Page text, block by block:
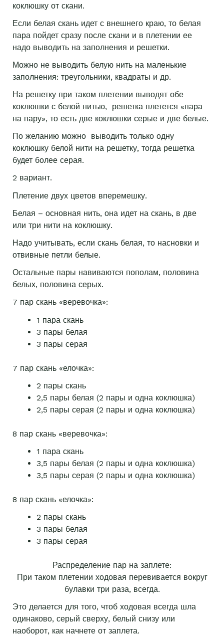
коклюшку от скани.
Если белая скань идет с внешнего краю, то белая
пара пойдет сразу после скани и в плетении ее
надо выводить на заполнения и решетки.
Можно не выводить белую нить на маленькие
заполнения: треугольники, квадраты и др.
На решетку при таком плетении выводят обе
коклюшки с белой нитью, решетка плетется «пара
на пару», то есть две коклюшки серые и две белые.
По желанию можно выводить только одну
коклюшку белой нити на решетку, тогда решетка
будет более серая.
2 вариант.
Плетение двух цветов вперемешку.
Белая – основная нить, она идет на скань, в две
или три нити на коклюшку.
Надо учитывать, если скань белая, то насновки и
отвивные петли белые.
Остальные пары навиваются пополам, половина
белых, половина серых.
7 пар скань «веревочка»:
1 пара скань
3 пары белая
3 пары серая
7 пар скань «елочка»:
2 пары скань
2,5 пары белая (2 пары и одна коклюшка)
2,5 пары серая (2 пары и одна коклюшка)
8 пар скань «веревочка»:
1 пара скань
3,5 пары белая (2 пары и одна коклюшка)
3,5 пары серая (2 пары и одна коклюшка)
8 пар скань «елочка»:
2 пары скань
3 пары белая
3 пары серая
Распределение пар на заплете:
При таком плетении ходовая перевивается вокруг
булавки три раза, всегда.
Это делается для того, чтоб ходовая всегда шла
одинаково, серый сверху, белый снизу или
наоборот, как начнете от заплета.